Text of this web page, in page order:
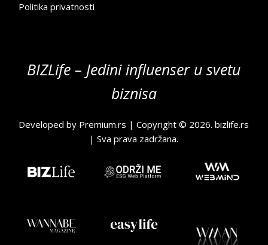
Politika privatnosti
BIZLife – Jedini influenser u svetu
biznisa
Developed by Premium.rs | Copyright © 2026.bizlife.rs
| Sva prava zadržana.